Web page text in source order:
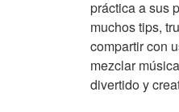
práctica a sus
muchos tips,
compartir con
mezclar
divertido y